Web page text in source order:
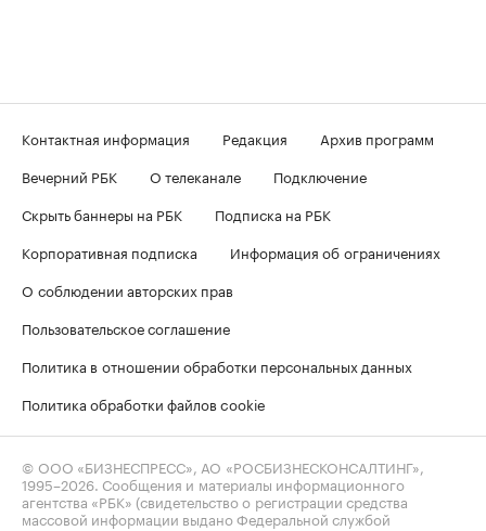
Контактная информация Редакция
Архив программ
Вечерний РБК
О телеканале
Подключение
Скрыть баннеры на РБК
Подписка на РБК
Корпоративная подписка
Информация об ограничениях
О соблюдении авторских прав
Пользовательское соглашение
Политика в отношении обработки персональных данных
Политика обработки файлов cookie
© ООО «БИЗНЕСПРЕСС», АО «РОСБИЗНЕСКОНСАЛТИНГ»,
1995–2026 . Сообщения и материалы информационного
агентства «РБК» (свидетельство о регистрации средства
массовой информации выдано Федеральной службой